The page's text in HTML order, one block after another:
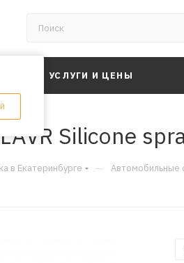
УСЛУГИ И ЦЕНЫ
Silicone
в Екатеринбурге — Автомобильные